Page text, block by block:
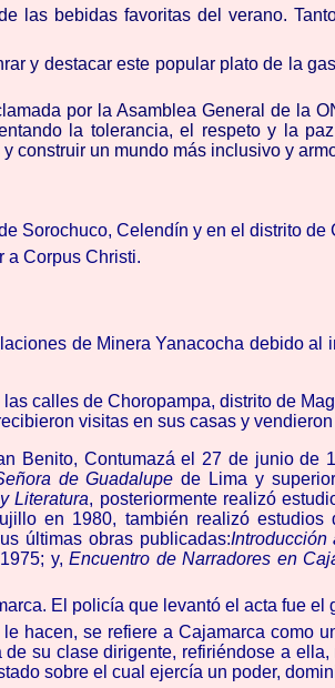
las bebidas favoritas del verano.
y destacar este popular plato de la
por la Asamblea General de la
la tolerancia, el respeto y la
construir un mundo más inclusivo y
Sorochuco, Celendín y en el distrito
a Corpus Christi.
de Minera Yanacocha debido
calles de Choropampa, distrito de
visitas en sus casas y
Benito, Contumazá el 27 de junio
de Guadalupe de Lima y
Literatura, posteriormente realizó
en 1980, también realizó
últimas obras publicadas:
y,Encuentro de Narradores en
El policía que levantó el acta fue
hacen, se refiere a Cajamarca
su clase dirigente, refiriéndose a
sobre el cual ejercía un poder,